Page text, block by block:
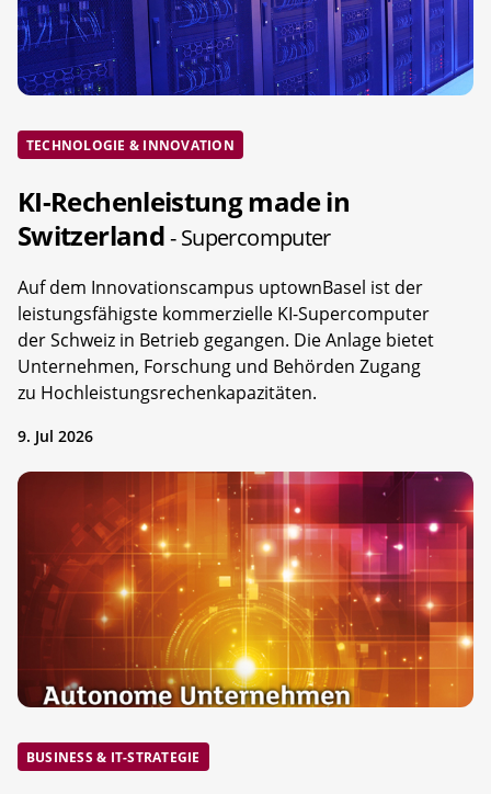
TECHNOLOGIE & INNOVATION
KI-Rechenleistung made in
Switzerland- Supercomputer
Auf dem Innovationscampus uptownBasel ist der
leistungsfähigste kommerzielle KI-Supercomputer
der Schweiz in Betrieb gegangen. Die Anlage bietet
Unternehmen, Forschung und Behörden Zugang
zu Hochleistungsrechenkapazitäten.
9. Jul 2026
BUSINESS & IT-STRATEGIE